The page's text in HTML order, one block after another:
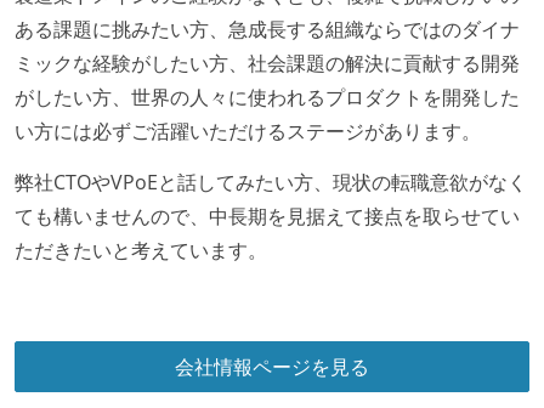
ある課題に挑みたい方、急成長する組織ならではのダイナ
ミックな経験がしたい方、社会課題の解決に貢献する開発
がしたい方、世界の人々に使われるプロダクトを開発した
い方には必ずご活躍いただけるステージがあります。
弊社CTOやVPoEと話してみたい方、現状の転職意欲がなく
ても構いませんので、中長期を見据えて接点を取らせてい
ただきたいと考えています。
会社情報ページを見る